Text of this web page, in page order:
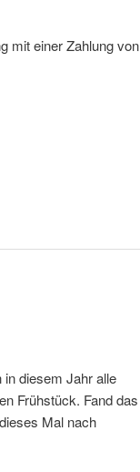
mit einer Zahlung von
in diesem Jahr alle
Frühstück. Fand das
Mal nach